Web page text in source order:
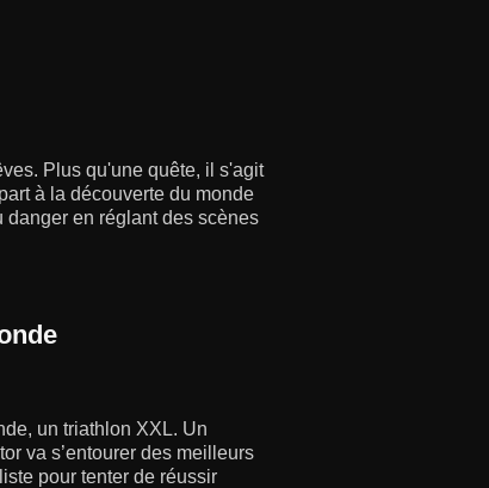
Plus qu'une quête, il s'agit
à la découverte du monde
danger en réglant des scènes
un triathlon XXL. Un
va s’entourer des meilleurs
pour tenter de réussir